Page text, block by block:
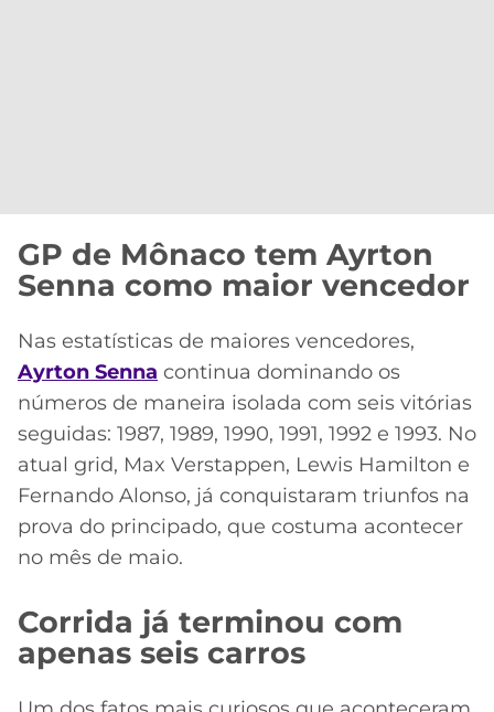
GP de Mônaco tem Ayrton
Senna como maior vencedor
Nas estatísticas de maiores vencedores,
Ayrton Senna continua dominando os
números de maneira isolada com seis vitórias
seguidas: 1987, 1989, 1990, 1991, 1992 e 1993. No
atual grid, Max Verstappen, Lewis Hamilton e
Fernando Alonso, já conquistaram triunfos na
prova do principado, que costuma acontecer
no mês de maio.
Corrida já terminou com
apenas seis carros